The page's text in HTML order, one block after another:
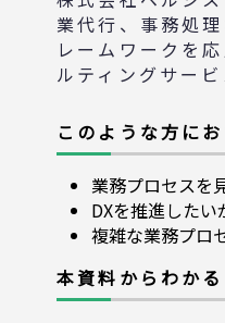
業代行、事務処
レームワークを
ルティングサー
このような方に
業務プロセスを
DXを推進した
複雑な業務プロ
本資料からわかる